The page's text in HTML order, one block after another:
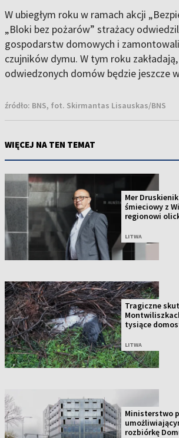
W ubiegłym roku w ramach akcji
„Bloki bez pożarów” strażacy
gospodarstw domowych i
czujników dymu. W tym roku
odwiedzonych domów będzie jeszcze
źródło: BNS, fot. Skirmantas Lisauskas/BNS
WIĘCEJ NA TEN TEMAT
Mer
śmieciowy z
regionowi
LITWA
Tragiczne
tysiące
LITWA
Ministerstwo
rozbiórkę